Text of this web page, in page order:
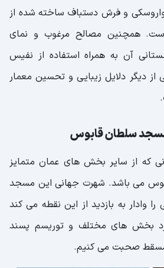
و فرش دستباف ساخته شده از
همچنین مصالح مرغوب و نمای
آن به همراه استفاده از نفیس
از دیگر دلایل زیبایی و تحسین معمار
سلطان قابوس
که از سایر بخش های عمان متمایز
می باشد. شهرت جهانی این مسجد
وادار به بازدید از این نقطه می کند
بخش های مختلف و توریسم پسند
صحبت می کنیم.